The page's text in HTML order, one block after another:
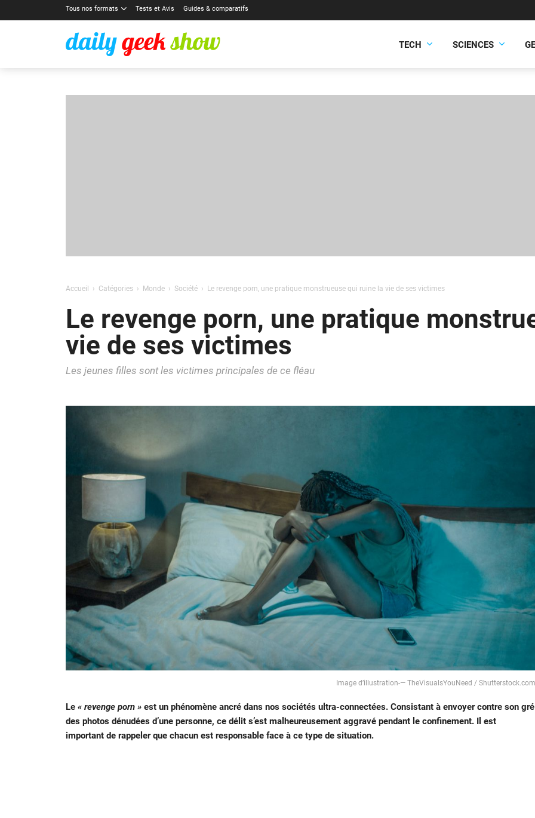
Tous nos formats Tests et Avis Guides & comparatifs
TECH SCIENCES
Accueil Catégories Monde Société Le revenge porn, une pratique monstrueuse qui ruine la vie de ses victimes
Le revenge porn, une pratique
vie de ses victimes
Les jeunes filles sont les victimes principales de ce fléau
Image d’illustration-— TheVisualsYouNeed / Shutterstock.com
Le« revenge porn »est un phénomène ancré dans nos sociétés ultra-connectées. Consistant à envoyer contre son gré
des photos dénudées d’une personne, ce délit s’est malheureusement aggravé pendant le confinement. Il est
important de rappeler que chacun est responsable face à ce type de situation.